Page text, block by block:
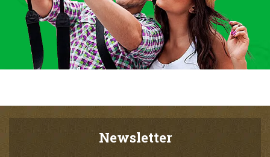
Newsletter